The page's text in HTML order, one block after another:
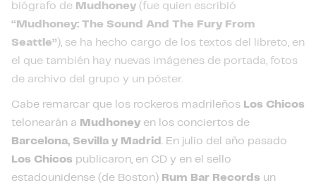
biógrafo de Mudhoney (fue quien escribió
“Mudhoney: The Sound And The Fury From
Seattle” ), se ha hecho cargo de los textos del libreto, en
el que también hay nuevas imágenes de portada, fotos
de archivo del grupo y un póster.
Cabe remarcar que los rockeros madrileños Los Chicos
telonearán a Mudhoney en los conciertos de
Barcelona, Sevilla y Madrid . En julio del año pasado
Los Chicos publicaron, en CD y en el sello
estadounidense (de Boston) Rum Bar Records un